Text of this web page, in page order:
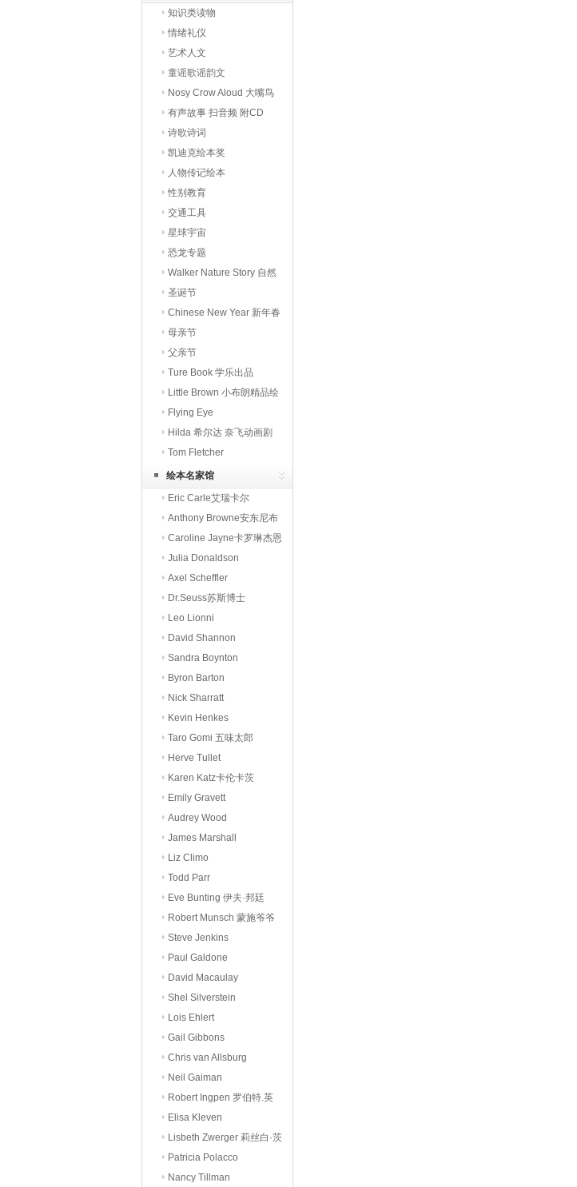
知识类读物
情绪礼仪
艺术人文
童谣歌谣韵文
Nosy Crow Aloud 大嘴鸟
有声读物
有声故事 扫音频 附CD
诗歌诗词
凯迪克绘本奖
人物传记绘本
性别教育
交通工具
星球宇宙
恐龙专题
Walker Nature Story 自然
科普
圣诞节
Chinese New Year 新年春
节母亲节
父亲节
Ture Book 学乐出品
Little Brown 小布朗精品绘
本Flying Eye
Hilda 希尔达 奈飞动画剧
Tom Fletcher
绘本名家馆
Eric Carle艾瑞卡尔
Anthony Browne安东尼布
朗Caroline Jayne卡罗琳杰恩
Julia Donaldson
Axel Scheffler
Dr.Seuss苏斯博士
Leo Lionni
David Shannon
Sandra Boynton
Byron Barton
Nick Sharratt
Kevin Henkes
Taro Gomi 五味太郎
Herve Tullet
Karen Katz卡伦卡茨
Emily Gravett
Audrey Wood
James Marshall
Liz Climo
Todd Parr
Eve Bunting 伊夫·邦廷
Robert Munsch 蒙施爷爷
Steve Jenkins
Paul Galdone
David Macaulay
Shel Silverstein
Lois Ehlert
Gail Gibbons
Chris van Allsburg
Neil Gaiman
Robert Ingpen 罗伯特.英
潘Elisa Kleven
Lisbeth Zwerger 莉丝白·茨
威格
Patricia Polacco
Nancy Tillman